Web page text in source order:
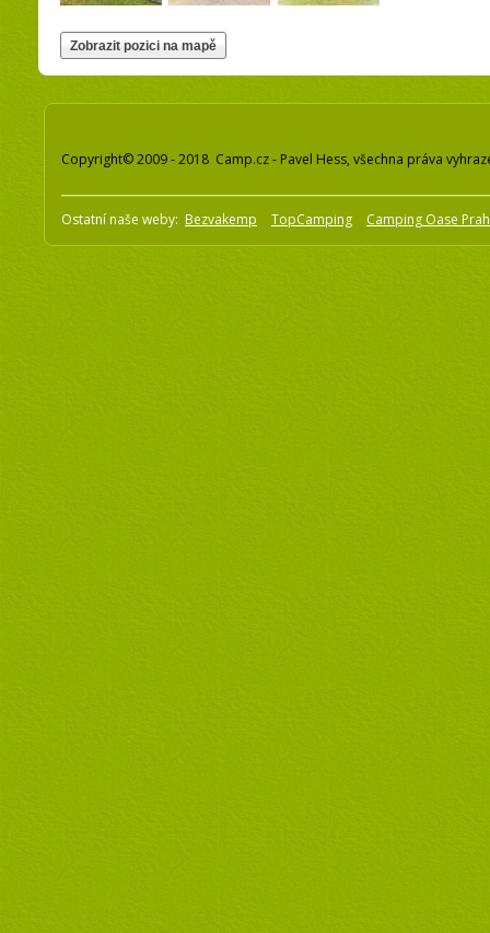
Copyright© 2009 - 2018 Camp.cz - Pavel Hess, všechna práva
Ostatní naše weby: Bezvakemp TopCamping Camping Oase